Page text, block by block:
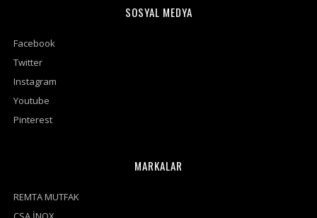
SOSYAL MEDYA
Facebook
Twitter
Instagram
Youtube
Pinterest
MARKALAR
REMTA MUTFAK